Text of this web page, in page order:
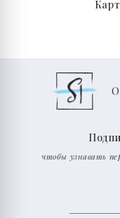
чтобы узнавать